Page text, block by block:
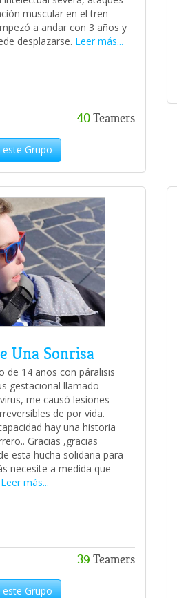
muscular en el tren
a andar con 3 años y
desplazarse. Leer más...
40Teamers
este Grupo
Una Sonrisa
de 14 años con páralisis
gestacional llamado
me causó lesiones
de por vida.
hay una historia
Gracias ,gracias
esta hucha solidaria para
necesite a medida que
Leer más...
39 Teamers
este Grupo